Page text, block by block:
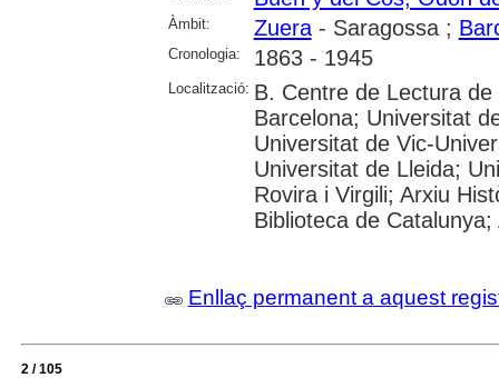
Àmbit: Zuera- Saragossa ;
Cronologia: 1863 - 1945
Localització: B. Centre de Lectura
Barcelona; Universitat
Universitat de Vic-
Universitat de Lleida;
Rovira i Virgili; Arxiu
Biblioteca de
Enllaç permanent a aquest
2 / 105